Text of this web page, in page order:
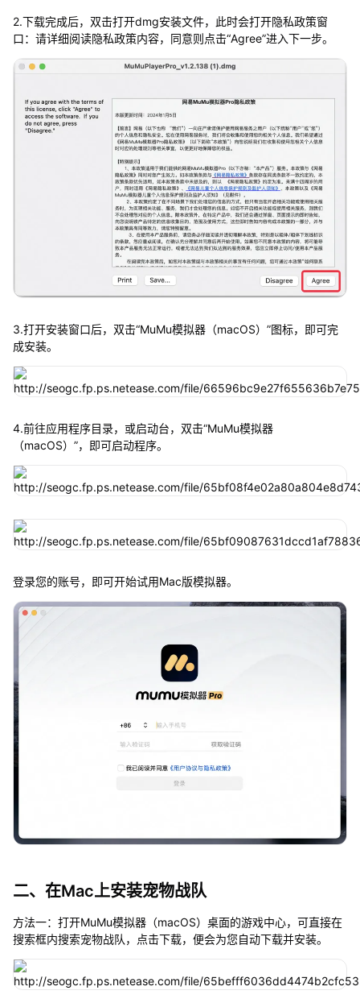
2.下载完成后，双击打开dmg安装文件，此时会打开隐私政策窗
口：请详细阅读隐私政策内容，同意则点击“Agree”进入下一步。
3.打开安装窗口后，双击“MuMu模拟器（macOS）”图标，即可完
成安装。
4.前往应用程序目录，或启动台，双击“MuMu模拟器
（macOS）”，即可启动程序。
登录您的账号，即可开始试用Mac版模拟器。
二、在Mac上安装宠物战队
方法一：打开MuMu模拟器（macOS）桌面的游戏中心，可直接在
搜索框内搜索宠物战队，点击下载，便会为您自动下载并安装。